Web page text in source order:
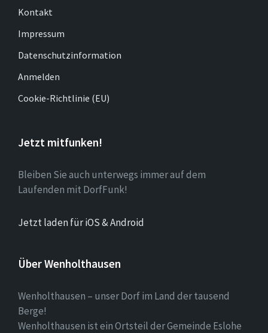
Kontakt
Impressum
Datenschutzinformation
Anmelden
Cookie-Richtlinie (EU)
Jetzt mitfunken!
Bleiben Sie auch unterwegs immer auf dem
Laufenden mit DorfFunk!
Jetzt laden für iOS & Android
Über Wenholthausen
Wenholthausen – unser Dorf im Land der tausend
Berge!
Wenholthausen ist ein Ortsteil der Gemeinde Eslohe